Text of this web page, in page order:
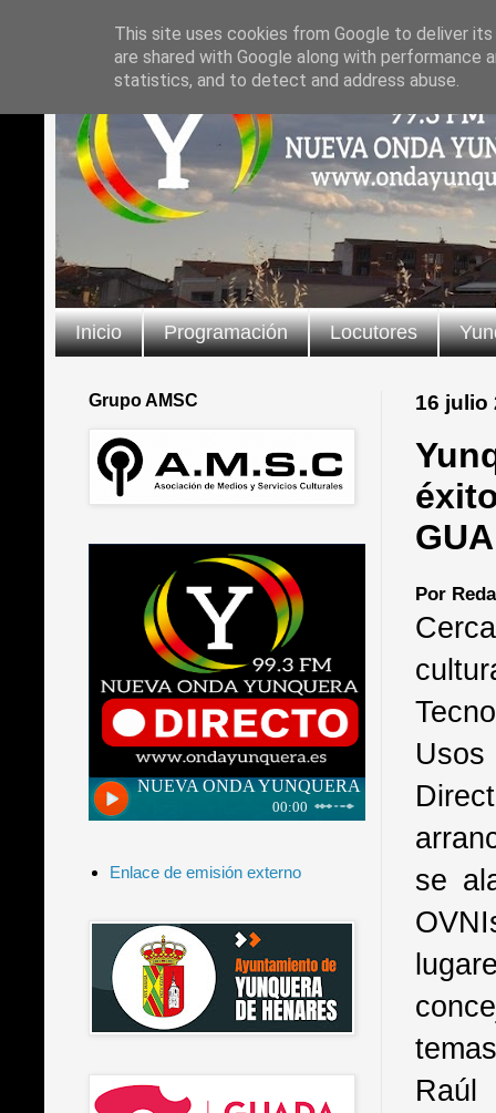
Inicio Programación Locutores
16 julio
Por
se
Raúl
Grupo AMSC
Enlace de emisión externo
This site uses cookies from Google to deliver
are shared with Google along with
statistics, and to detect and address abuse.